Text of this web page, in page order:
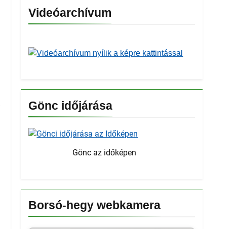
Videóarchívum
Gönc időjárása
Gönc az időképen
Borsó-hegy webkamera